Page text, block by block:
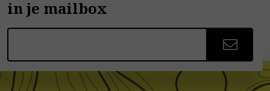
in je mailbox